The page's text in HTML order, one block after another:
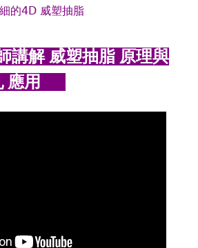
的4D 威塑抽脂
解 威塑抽脂 原理與
應用